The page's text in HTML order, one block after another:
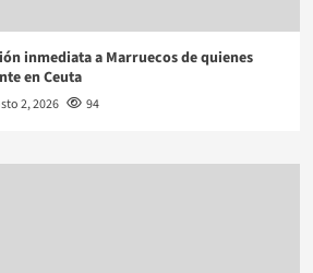
inmediata a Marruecos de quienes
en Ceuta
2, 2026 94